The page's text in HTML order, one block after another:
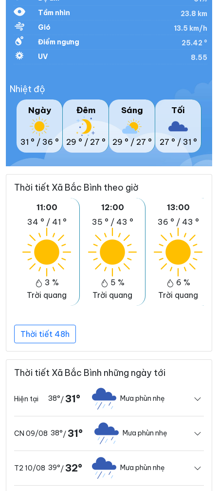
Tầm nhìn
23.8 km
Gió
13.5 km/h
Điểm ngưng
25.42 °
UV
8.55
Nhiệt độ
Ngày
31 ° / 36 °
Đêm
29 ° / 27 °
Sáng
29 ° / 27 °
Tối
27 ° / 31 °
Thời tiết Xã Bắc Bình theo giờ
11:00
34 ° / 41 °
3 %
Trời quang
12:00
35 ° / 43 °
5 %
Trời quang
13:00
36 ° / 43 °
6 %
Trời quang
Thời tiết 48h
Thời tiết Xã Bắc Bình những ngày tới
Hiện tại 38°/31° Mưa phùn nhẹ
CN 09/08 38°/31° Mưa phùn nhẹ
T2 10/08 39°/32° Mưa phùn nhẹ